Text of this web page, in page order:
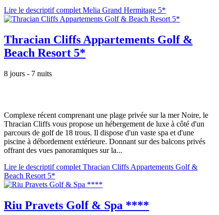
Lire le descriptif complet Melia Grand Hermitage 5*
Thracian Cliffs Appartements Golf &
Beach Resort 5*
8 jours - 7 nuits
Complexe récent comprenant une plage privée sur la mer Noire, le
Thracian Cliffs vous propose un hébergement de luxe à côté d'un
parcours de golf de 18 trous. Il dispose d'un vaste spa et d'une
piscine à débordement extérieure. Donnant sur des balcons privés
offrant des vues panoramiques sur la...
Lire le descriptif complet Thracian Cliffs Appartements Golf &
Beach Resort 5*
Riu Pravets Golf & Spa ****